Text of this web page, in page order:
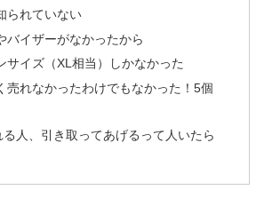
られていない
バイザーがなかったから
サイズ（XL相当）しかなかった
売れなかったわけでもなかった！5個
る人、引き取ってあげるって人いたら